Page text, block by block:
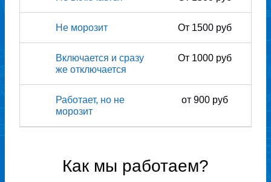
Не морозит От 1500 руб
Включается и сразу
же отключается
От 1000 руб
Работает, но не
морозит
от 900 руб
Как мы работаем?